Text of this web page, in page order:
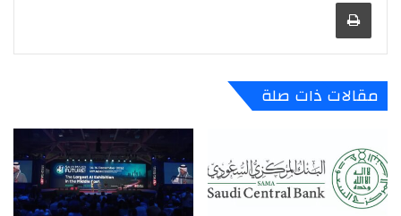
مقالات ذات صلة